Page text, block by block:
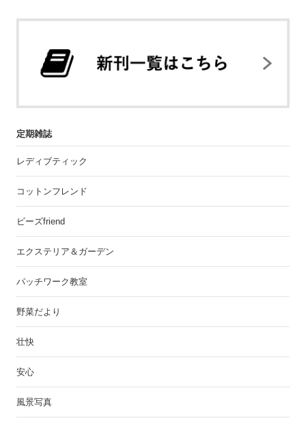
定期雑誌
レディブティック
コットンフレンド
ビーズfriend
エクステリア＆ガーデン
パッチワーク教室
野菜だより
壮快
安心
風景写真